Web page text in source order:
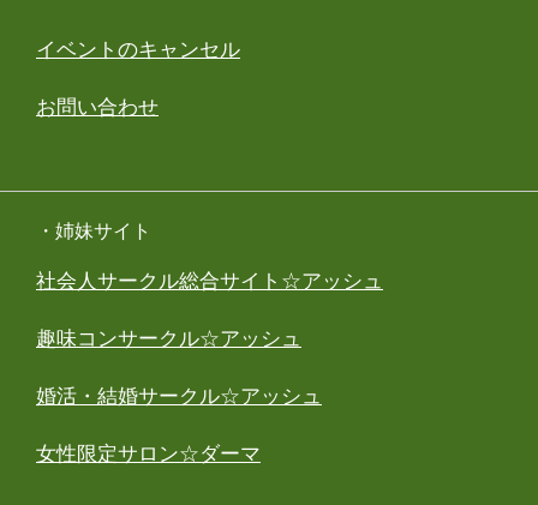
イベントのキャンセル
お問い合わせ
・姉妹サイト
社会人サークル総合サイト☆アッシュ
趣味コンサークル☆アッシュ
婚活・結婚サークル☆アッシュ
女性限定サロン☆ダーマ